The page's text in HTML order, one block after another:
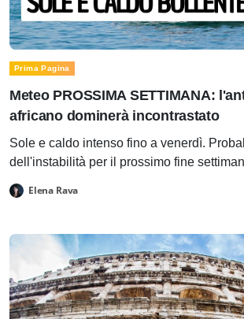
Prima Pagina
Meteo PROSSIMA SETTIMANA:
africano dominerà incontrastato
Sole e caldo intenso fino a venerdì.
dell'instabilità per il prossimo fine
Elena Rava